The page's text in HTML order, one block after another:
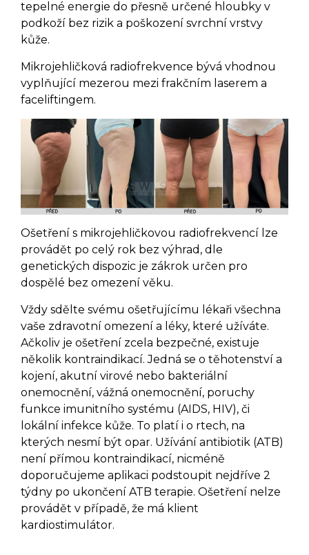
tepelné energie do přesně určené hloubky v
podkoží bez rizik a poškození svrchní vrstvy
kůže.
Mikrojehličková radiofrekvence bývá vhodnou
vyplňující mezerou mezi frakčním laserem a
faceliftingem.
Ošetření s mikrojehličkovou radiofrekvencí lze
provádět po celý rok bez výhrad, dle
genetických dispozic je zákrok určen pro
dospělé bez omezení věku.
Vždy sdělte svému ošetřujícímu lékaři všechna
vaše zdravotní omezení a léky, které užíváte.
Ačkoliv je ošetření zcela bezpečné, existuje
několik kontraindikací. Jedná se o těhotenství a
kojení, akutní virové nebo bakteriální
onemocnění, vážná onemocnění, poruchy
funkce imunitního systému (AIDS, HIV), či
lokální infekce kůže. To platí i o rtech, na
kterých nesmí být opar. Užívání antibiotik (ATB)
není přímou kontraindikací, nicméně
doporučujeme aplikaci podstoupit nejdříve 2
týdny po ukončení ATB terapie. Ošetření nelze
provádět v případě, že má klient
kardiostimulátor.